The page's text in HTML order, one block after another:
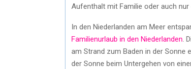
Aufenthalt mit Familie oder auch
In den Niederlanden am Meer
Familienurlaub in den Niederlanden .
am Strand zum Baden in der Sonne
der Sonne beim Untergehen von